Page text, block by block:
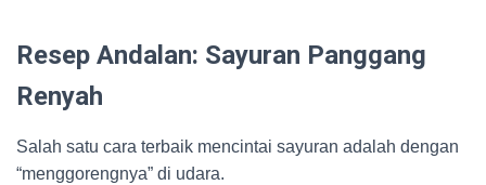
Resep Andalan: Sayuran Panggang
Renyah
Salah satu cara terbaik mencintai sayuran adalah dengan
“menggorengnya” di udara.